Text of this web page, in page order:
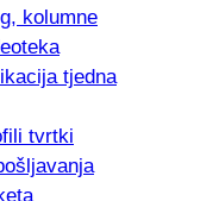
otkrio kako
tanje i
kolumne
tjedna
tvrtki